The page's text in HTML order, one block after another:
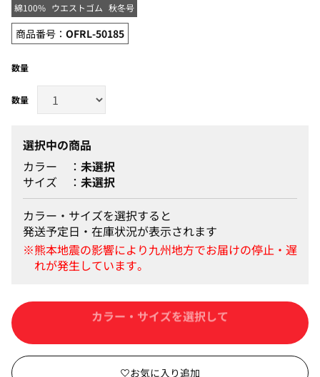
綿100% ウエストゴム 秋冬号
商品番号： OFRL-50185
数量
選択中の商品
カラー
未選択
サイズ
未選択
カラー・サイズを選択すると
発送予定日・在庫状況が表示されます
カートに入れる